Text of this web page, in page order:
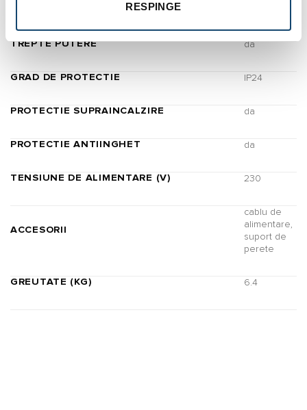
RESPINGE
TREPTE PUTERE da
GRAD DE PROTECTIE IP24
PROTECTIE SUPRAINCALZIRE da
PROTECTIE ANTIINGHET da
TENSIUNE DE ALIMENTARE (V) 230
ACCESORII
cablu de
alimentare,
suport de
perete
GREUTATE (KG) 6.4